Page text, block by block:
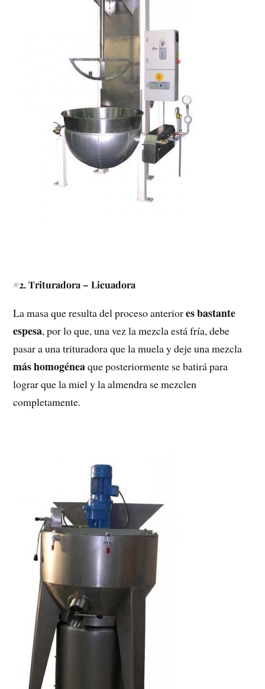
#2. Trituradora – Licuadora
La masa que resulta del proceso anteriores bastante
espesa, por lo que, una vez la mezcla está fría, debe
pasar a una trituradora que la muela y deje una mezcla
más homogéneaque posteriormente se batirá para
lograr que la miel y la almendra se mezclen
completamente.